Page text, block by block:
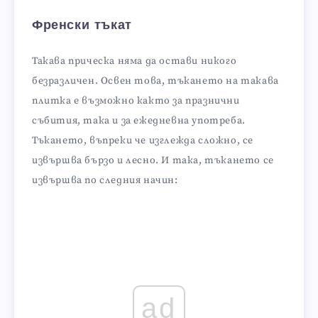
Френски тъкат
Такава прическа няма да остави никого
безразличен. Освен това, тъкането на такава
плитка е възможно както за празнични
събития, така и за ежедневна употреба.
Тъкането, въпреки че изглежда сложно, се
извършва бързо и лесно. И така, тъкането се
извършва по следния начин:
ad